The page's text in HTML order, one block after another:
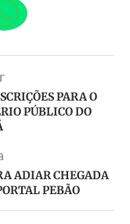
PARA O
PÚBLICO DO
ADIAR CHEGADA
PEBÃO